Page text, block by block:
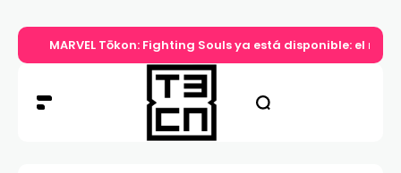
MARVEL Tōkon: Fighting Souls ya está disponible: el